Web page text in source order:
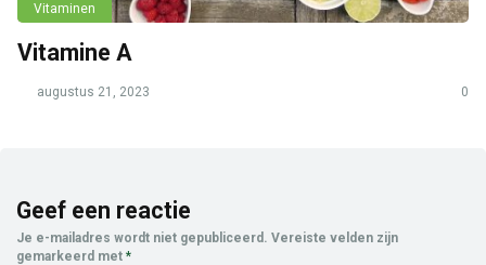
Vitaminen
Vitamine A
augustus 21, 2023 0
Geef een reactie
Je e-mailadres wordt niet gepubliceerd. Vereiste velden zijn
gemarkeerd met *